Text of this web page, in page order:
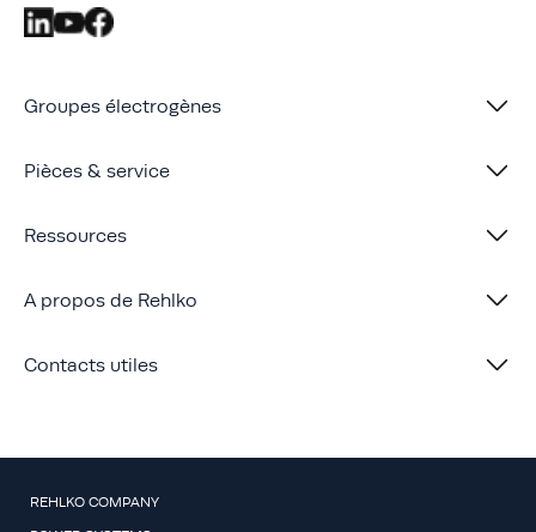
Groupes électrogènes
Pièces & service
Ressources
A propos de Rehlko
Contacts utiles
REHLKO COMPANY